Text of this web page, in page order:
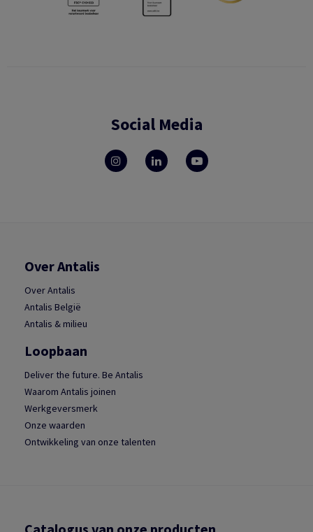
Social Media
Over Antalis
Over Antalis
Antalis België
Antalis & milieu
Loopbaan
Deliver the future. Be Antalis
Waarom Antalis joinen
Werkgeversmerk
Onze waarden
Ontwikkeling van onze talenten